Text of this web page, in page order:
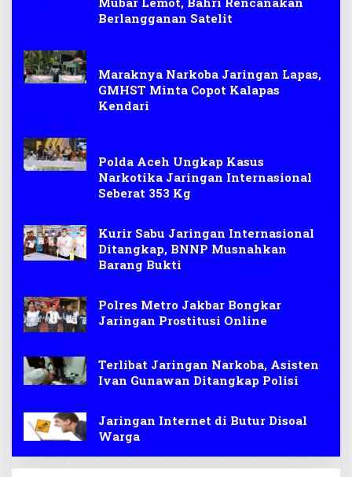
Berlangganan Satelit
Maraknya Narkoba Jaringan Lapas,
GMHST Minta Copot Kalapas
Kendari
Polda Aceh Ungkap Kasus
Narkotika Jaringan Internasional
Seberat 353 Kg
Kurir Sabu Jaringan Internasional
Ditangkap, BNNP Musnahkan
Barang Bukti
Polres Metro Jakbar Bongkar
Jaringan Prostitusi Online
Terlibat Jaringan Narkoba, Asisten
Ivan Gunawan Ditangkap Polisi
Jaringan Internet di Butur Disoal
Warga